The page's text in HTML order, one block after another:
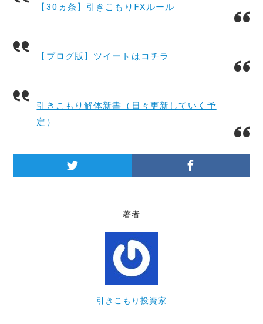
【30ヵ条】引きこもりFXルール
【ブログ版】ツイートはコチラ
引きこもり解体新書（日々更新していく予
定）
著者
引きこもり投資家